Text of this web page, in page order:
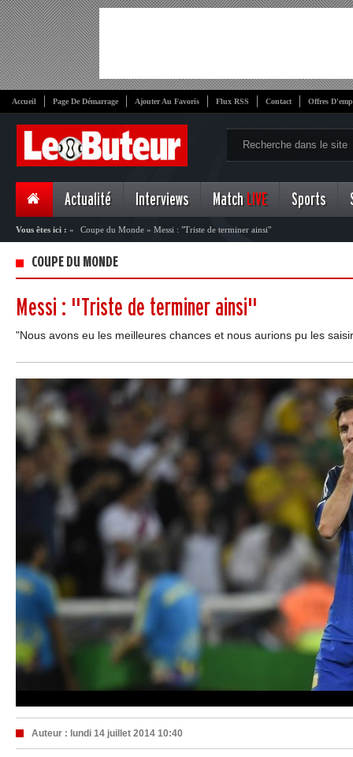
Accueil Page De Démarrage Ajouter Au Favoris Flux RSS Contact Offres
Actualité Interviews Match LIVE Sports
Vous êtes ici : » Coupe du Monde » Messi : "Triste de terminer ainsi"
COUPE DU MONDE
Messi : "Triste de terminer ainsi"
"Nous avons eu les meilleures chances et nous aurions pu les
Auteur : lundi 14 juillet 2014 10:40